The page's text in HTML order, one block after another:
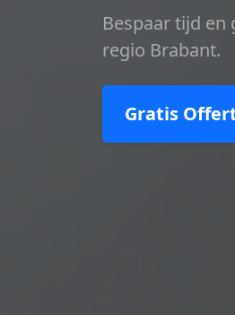
Bespaar tijd
regio Brabant.
Gratis